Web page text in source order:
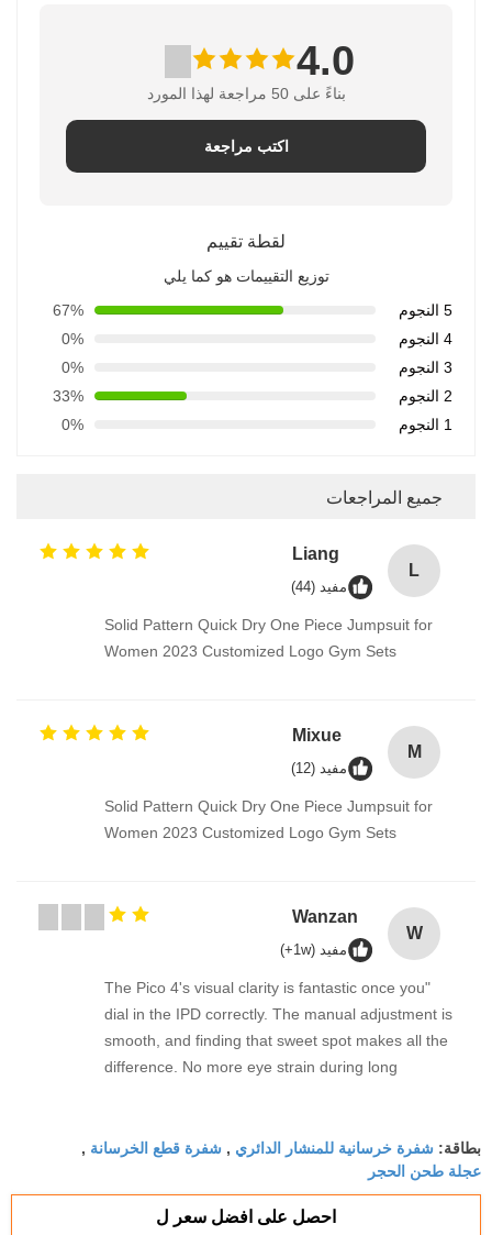
4.0
بناءً على 50 مراجعة لهذا المورد
اكتب مراجعة
لقطة تقييم
توزيع التقييمات هو كما يلي
5 النجوم
67%
4 النجوم
0%
3 النجوم
0%
2 النجوم
33%
1 النجوم
0%
جميع المراجعات
L
Liang
مفيد (44)
Solid Pattern Quick Dry One Piece Jumpsuit for
Women 2023 Customized Logo Gym Sets
M
Mixue
مفيد (12)
Solid Pattern Quick Dry One Piece Jumpsuit for
Women 2023 Customized Logo Gym Sets
W
Wanzan
مفيد (1w+)
"The Pico 4's visual clarity is fantastic once you
dial in the IPD correctly. The manual adjustment is
smooth, and finding that sweet spot makes all the
difference. No more eye strain during long
fantastic once you dial in the IPD correctly. The
manual adjustment is smooth, and finding that
sweet spot makes all the difference. No more eye
strain during long sessions. Highly recommend
بطاقة: شفرة خرسانية للمنشار الدائري , شفرة قطع الخرسانة ,
عجلة طحن الحجر
احصل على افضل سعر ل